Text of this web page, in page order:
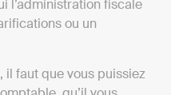
l’administration fiscale
ou un
il faut que vous puissiez